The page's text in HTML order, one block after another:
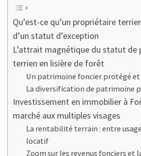
Qu’est-ce qu’un propriétaire
d’un statut d’exception
L’attrait magnétique du statut de
terrien en lisière de forêt
Un patrimoine foncier protégé et
La diversification de patrimoine
Investissement en immobilier à
marché aux multiples visages
La rentabilité terrain : entre
locatif
Zoom sur les revenus fonciers et